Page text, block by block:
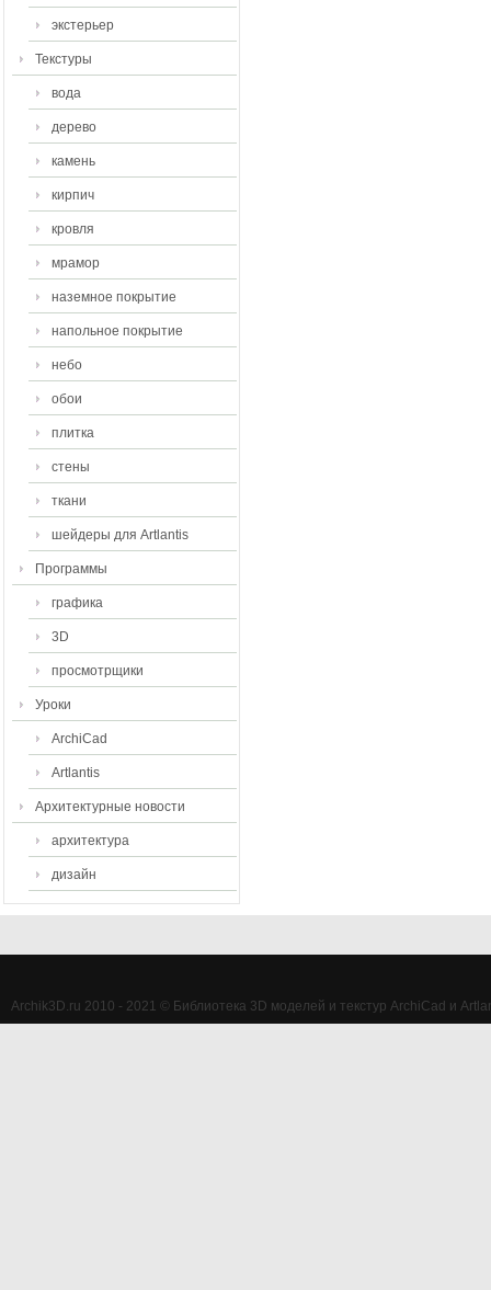
экстерьер
Текстуры
вода
дерево
камень
кирпич
кровля
мрамор
наземное покрытие
напольное покрытие
небо
обои
плитка
стены
ткани
шейдеры для Artlantis
Программы
графика
3D
просмотрщики
Уроки
ArchiCad
Artlantis
Архитектурные новости
архитектура
дизайн
Archik3D.ru 2010 - 2021 © Библиотека 3D моделей и текстур ArchiCad и